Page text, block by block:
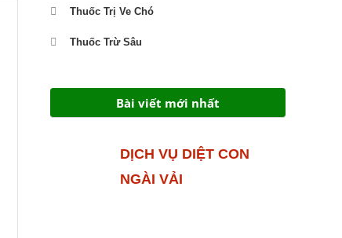
Thuốc Trị Ve Chó
Thuốc Trừ Sâu
Bài viết mới nhất
DỊCH VỤ DIỆT CON
NGÀI VẢI